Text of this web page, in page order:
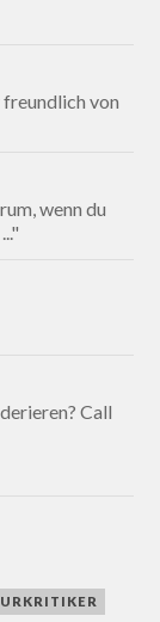
freundlich von
wenn du
Call